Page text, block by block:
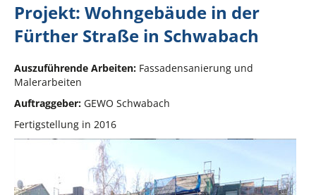
Projekt: Wohngebäude in der
Fürther Straße in Schwabach
Auszuführende Arbeiten: Fassadensanierung und
Malerarbeiten
Auftraggeber: GEWO Schwabach
Fertigstellung in 2016